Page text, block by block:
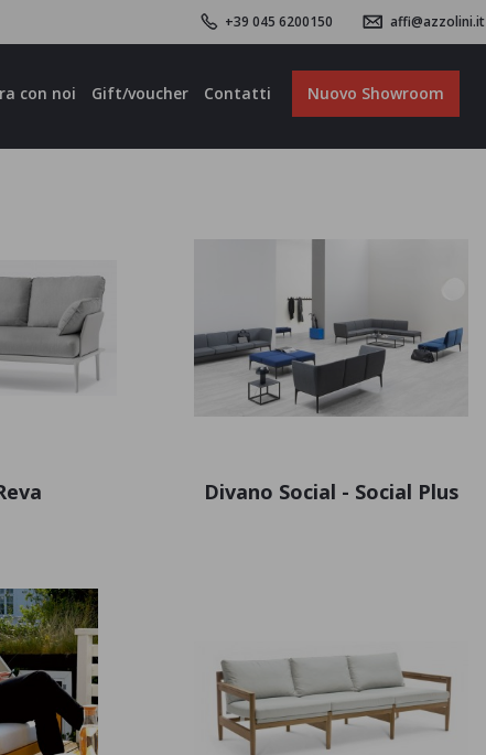
+39 045 6200150 affi@azzolini.it
con noi Gift/voucher Contatti Nuovo Showroom
Divano Social - Social Plus